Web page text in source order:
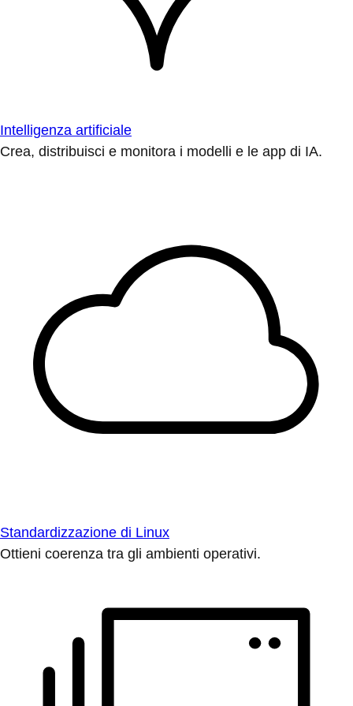
Intelligenza artificiale
Crea, distribuisci e monitora i modelli e le app di IA.
Standardizzazione di Linux
Ottieni coerenza tra gli ambienti operativi.